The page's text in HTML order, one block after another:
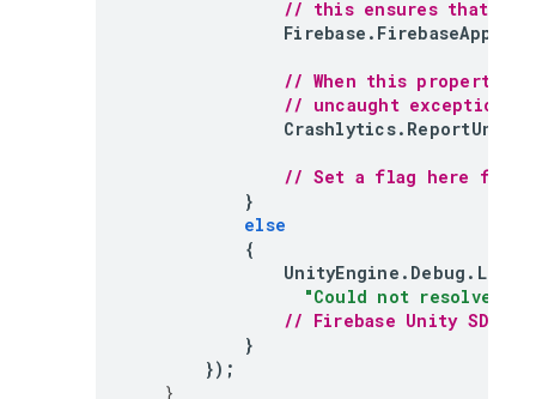
// this ensures that
Firebase . FirebaseApp
// When this property
// uncaught exceptions
Crashlytics.
// Set a flag here for
}
else
{
UnityEngine . Debug .
"Could not resolve all
// Firebase Unity SDK
}
});
}